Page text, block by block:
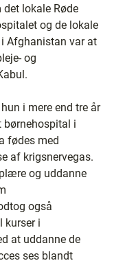
lokale Røde
og de lokale
Afghanistan var at
og
i mere end tre år
børnehospital i
fødes med
af krigsnervegas.
og uddanne
også
kurser i
at uddanne de
ses blandt